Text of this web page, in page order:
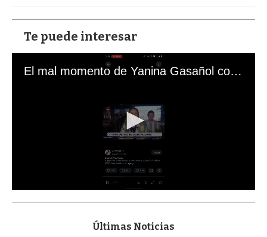
Te puede interesar
El mal momento de Yanina Gasañol con un hincha argentino en "Subrayado"
s
Últimas Noticias